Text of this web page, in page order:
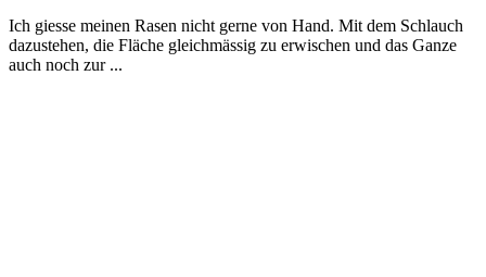
Ich giesse meinen Rasen nicht gerne von Hand. Mit dem Schlauch
dazustehen, die Fläche gleichmässig zu erwischen und das Ganze
auch noch zur ...